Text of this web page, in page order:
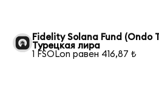
Fidelity Solana Fund (Ondo
Турецкая лира
1 FSOLon равен 416,87 ₺